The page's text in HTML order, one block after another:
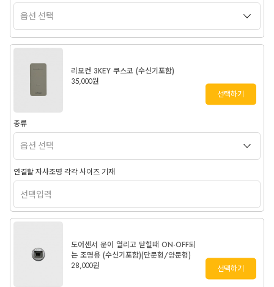
리모컨 3KEY 쿠스코 (수신기포함)
35,000원
종류
연결할 자사조명 각각 사이즈 기재
선택하기
도어센서 문이 열리고 닫힐때 ON-OFF되
는 조명용 (수신기포함)(단문형/양문형)
28,000원
선택하기